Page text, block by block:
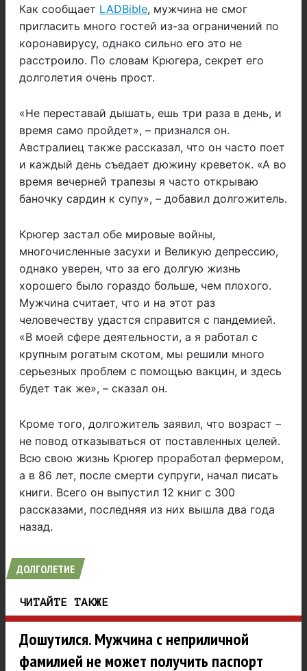
Как сообщает LADBible, мужчина не смог
пригласить много гостей из-за ограничений по
коронавирусу, однако сильно его это не
расстроило. По словам Крюгера, секрет его
долголетия очень прост.
«Не переставай дышать, ешь три раза в день, и
время само пройдет», – признался он.
Австралиец также рассказал, что он часто поет
и каждый день съедает дюжину креветок. «А во
время вечерней трапезы я часто открываю
баночку сардин к супу», – добавил долгожитель.
Крюгер застал обе мировые войны,
многочисленные засухи и Великую депрессию,
однако уверен, что за его долгую жизнь
хорошего было гораздо больше, чем плохого.
Мужчина считает, что и на этот раз
человечеству удастся справится с пандемией.
«В моей сфере деятельности, а я работал с
крупным рогатым скотом, мы решили много
серьезных проблем с помощью вакцин, и здесь
будет так же», – сказал он.
Кроме того, долгожитель заявил, что возраст –
не повод отказываться от поставленных целей.
Всю свою жизнь Крюгер проработал фермером,
а в 86 лет, после смерти супруги, начал писать
книги. Всего он выпустил 12 книг с 300
рассказами, последняя из них вышла два года
назад.
ДОЛГОЛЕТИЕ
ЧИТАЙТЕ ТАКЖЕ
Дошутился. Мужчина с неприличной
фамилией не может получить паспорт